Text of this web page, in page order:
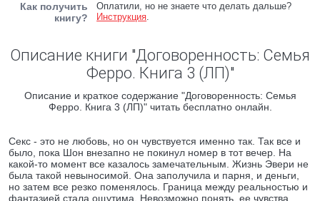
Как получить
книгу?
Оплатили, но не знаете что делать дальше?
Инструкция.
Описание книги "Договоренность: Семья
Ферро. Книга 3 (ЛП)"
Описание и краткое содержание "Договоренность: Семья
Ферро. Книга 3 (ЛП)" читать бесплатно онлайн.
Секс - это не любовь, но он чувствуется именно так. Так все и
было, пока Шон внезапно не покинул номер в тот вечер. На
какой-то момент все казалось замечательным. Жизнь Эвери не
была такой невыносимой. Она заполучила и парня, и деньги,
но затем все резко поменялось. Граница между реальностью и
фантазией стала ощутима. Невозможно понять, ее чувства